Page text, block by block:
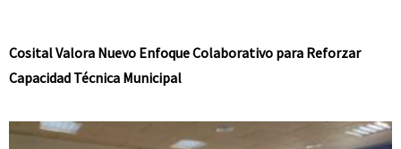
Cosital Valora Nuevo Enfoque Colaborativo para Reforzar
Capacidad Técnica Municipal